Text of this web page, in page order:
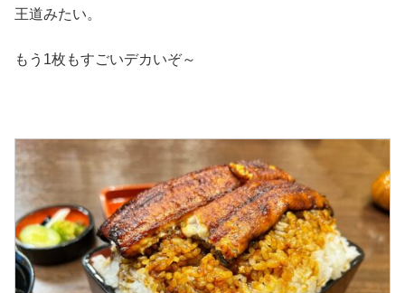
王道みたい。
もう1枚もすごいデカいぞ～